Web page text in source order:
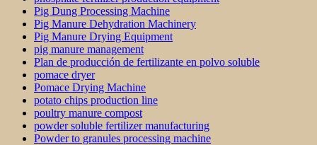
Pig Dung Processing Machine
Pig Manure Dehydration Machinery
Pig Manure Drying Equipment
pig manure management
Plan de producción de fertilizante en polvo soluble
pomace dryer
Pomace Drying Machine
potato chips production line
poultry manure compost
powder soluble fertilizer manufacturing
Powder to granules processing machine